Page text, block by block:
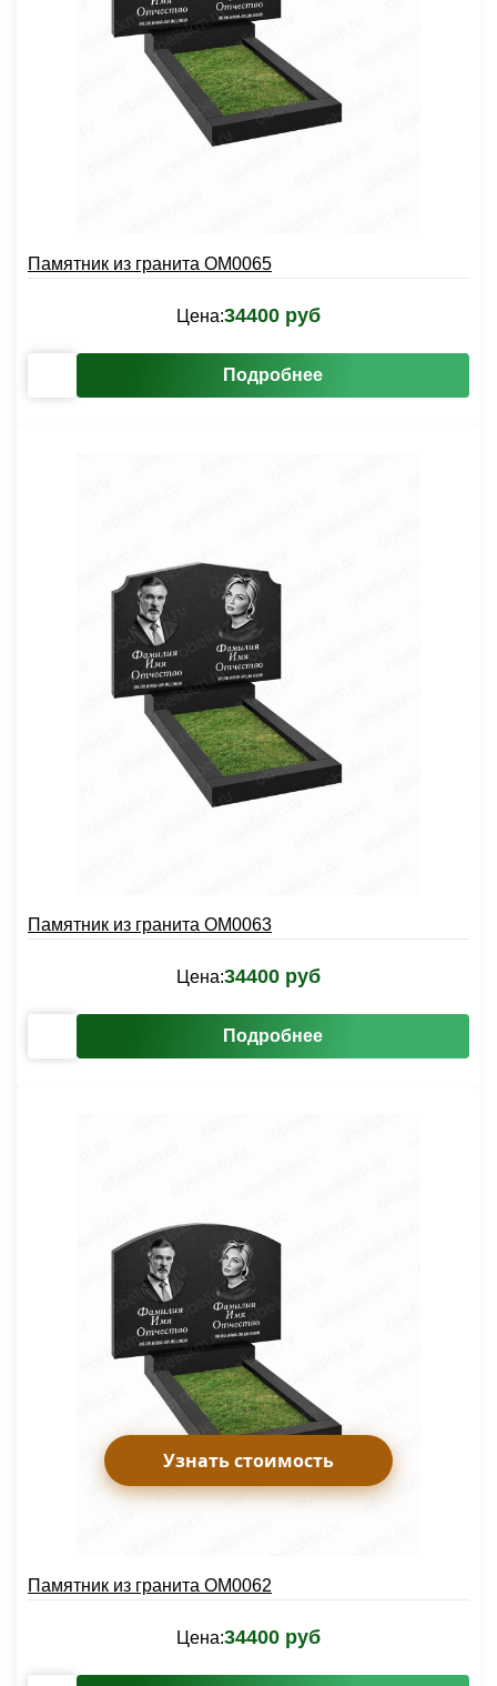
Памятник из гранита OM0065
Цена:34400 руб
Подробнее
Памятник из гранита OM0063
Цена:34400 руб
Подробнее
Памятник из гранита OM0062
Цена:34400 руб
Узнать стоимость